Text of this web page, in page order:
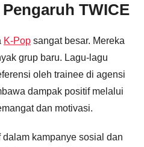
TWICE
K-Pop sangat besar. Mereka
grup baru. Lagu-lagu
oleh trainee di agensi
dampak positif melalui
dan motivasi.
kampanye sosial dan